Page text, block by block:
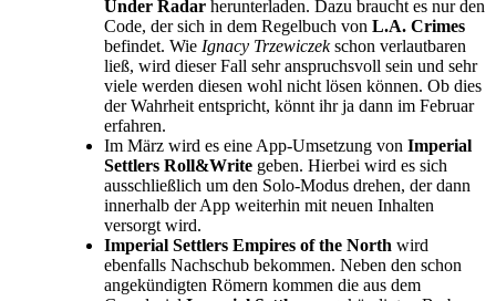
Under Radar herunterladen. Dazu braucht es nur den
Code, der sich in dem Regelbuch von L.A. Crimes
befindet. Wie Ignacy Trzewiczekschon verlautbaren
ließ, wird dieser Fall sehr anspruchsvoll sein und sehr
viele werden diesen wohl nicht lösen können. Ob dies
der Wahrheit entspricht, könnt ihr ja dann im Februar
erfahren.
Im März wird es eine App-Umsetzung von Imperial
Settlers Roll&Write geben. Hierbei wird es sich
ausschließlich um den Solo-Modus drehen, der dann
innerhalb der App weiterhin mit neuen Inhalten
versorgt wird.
Imperial Settlers Empires of the North wird
ebenfalls Nachschub bekommen. Neben den schon
angekündigten Römern kommen die aus dem